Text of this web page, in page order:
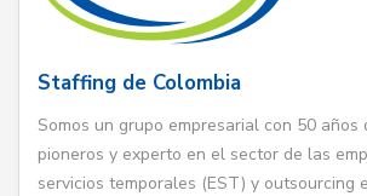
Staffing de Colombia
Somos un grupo empresarial con 50 años
pioneros y experto en el sector de las
servicios temporales (EST) y outsourcing